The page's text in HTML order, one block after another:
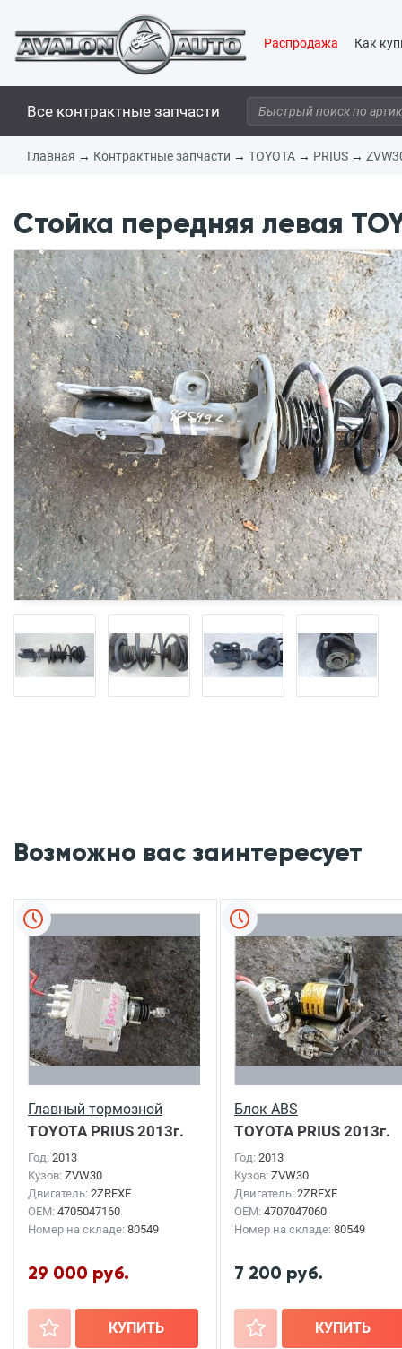
Распродажа Как
Все контрактные запчасти
Главная → Контрактные запчасти → TOYOTA → PRIUS →
Стойка передняя левая
Возможно вас заинтересует
Главный тормозной
TOYOTA PRIUS 2013г.
Год: 2013
Кузов: ZVW30
Двигатель: 2ZRFXE
OEM: 4705047160
Номер на складе: 80549
29 000 руб.
+ КУПИТЬ
Блок ABS
TOYOTA PRIUS 2013г.
Год: 2013
Кузов: ZVW30
Двигатель: 2ZRFXE
OEM: 4707047060
Номер на складе: 80549
7 200 руб.
+ КУПИТЬ